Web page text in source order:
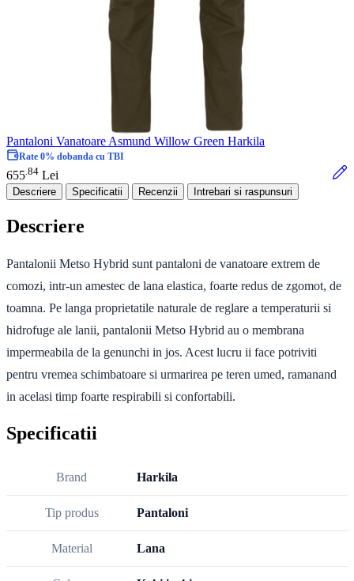
Pantaloni Vanatoare Asmund Willow Green Harkila
Rate 0% dobanda cu TBI
655 84 Lei
Descriere Specificatii Recenzii Intrebari si raspunsuri
Descriere
Pantalonii Metso Hybrid sunt pantaloni de vanatoare extrem de
comozi, intr-un amestec de lana elastica, foarte redus de zgomot, de
toamna. Pe langa proprietatile naturale de reglare a temperaturii si
hidrofuge ale lanii, pantalonii Metso Hybrid au o membrana
impermeabila de la genunchi in jos. Acest lucru ii face potriviti
pentru vremea schimbatoare si urmarirea pe teren umed, ramanand
in acelasi timp foarte respirabili si confortabili.
Specificatii
Brand Harkila
Tip produs Pantaloni
Material Lana